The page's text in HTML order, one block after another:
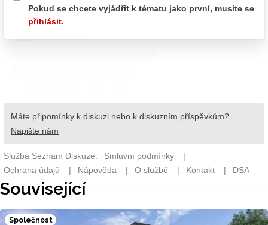
Související
Společnost